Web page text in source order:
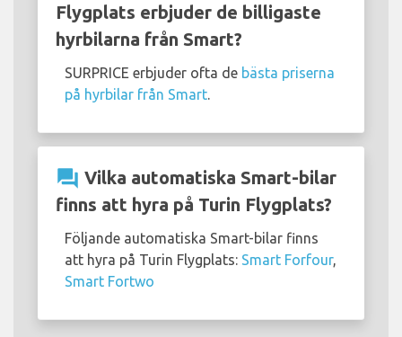
Flygplats erbjuder de billigaste
hyrbilarna från Smart?
SURPRICE erbjuder ofta de bästa priserna
på hyrbilar från Smart
question_answer Vilka automatiska Smart-bilar
finns att hyra på Turin Flygplats?
Följande automatiska Smart-bilar finns
att hyra på Turin Flygplats: Smart Forfour,
Smart Fortwo